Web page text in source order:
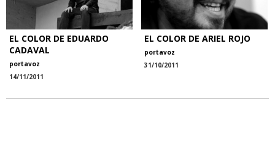
EL COLOR DE EDUARDO
CADAVAL
portavoz
14/11/2011
EL COLOR DE ARIEL ROJO
portavoz
31/10/2011